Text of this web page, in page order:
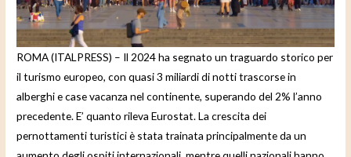
e
o
ROMA (ITALPRESS) – Il 2024 ha segnato un traguardo storico per
il turismo europeo, con quasi 3 miliardi di notti trascorse in
alberghi e case vacanza nel continente, superando del 2% l’anno
precedente. E’ quanto rileva Eurostat. La crescita dei
pernottamenti turistici è stata trainata principalmente da un